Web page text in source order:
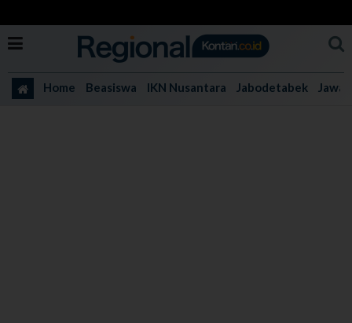
Home Beasiswa IKN Nusantara Jabodetabek Jawa